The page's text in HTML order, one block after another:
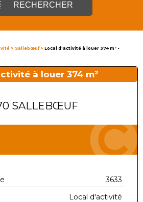
RECHERCHER
> Sallebœuf> Local d'activité à louer 374 m² -
à louer 374 m²
SALLEBŒUF
3633
Local d'activité